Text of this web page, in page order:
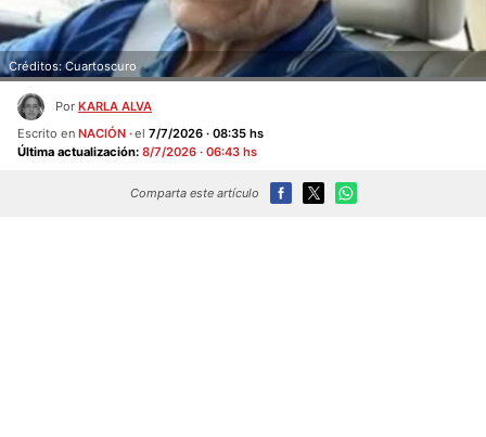
Créditos: Cuartoscuro
Por KARLA ALVA
Escrito en NACIÓN el 7/7/2026 · 08:35 hs
Última actualización: 8/7/2026 · 06:43 hs
Comparta este artículo